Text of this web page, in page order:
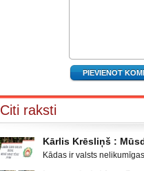
Citi raksti
Kārlis Krēsliņš :
Kādas ir valsts